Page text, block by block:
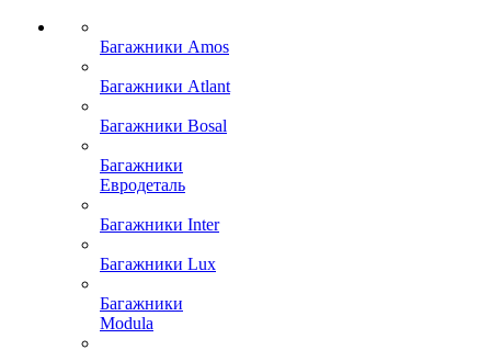
Багажники Amos
Багажники Atlant
Багажники Bosal
Багажники
Евродеталь
Багажники Inter
Багажники Lux
Багажники
Modula